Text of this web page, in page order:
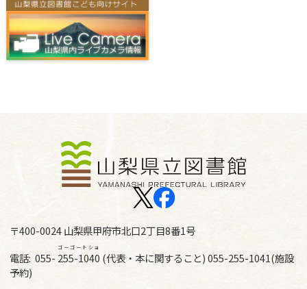
〒400-0024 山梨県甲府市北口2丁目8番1号
電話: 055- 255-1040
ゴーゴートショ
(代表・本に関すること) 055-255-1041(施設
予約)